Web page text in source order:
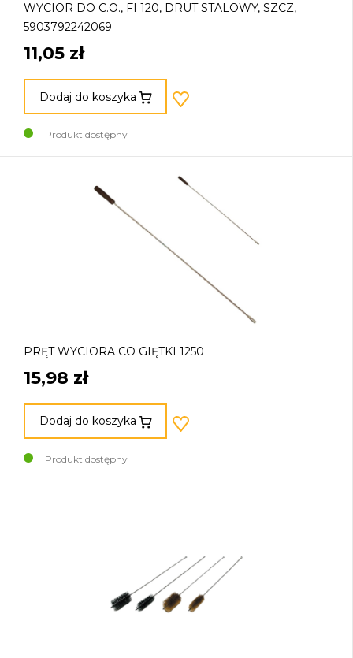
WYCIOR DO C.O., FI 120, DRUT STALOWY, SZCZ,
5903792242069
11,05 zł
Dodaj do koszyka
Produkt dostępny
PRĘT WYCIORA CO GIĘTKI 1250
15,98 zł
Dodaj do koszyka
Produkt dostępny